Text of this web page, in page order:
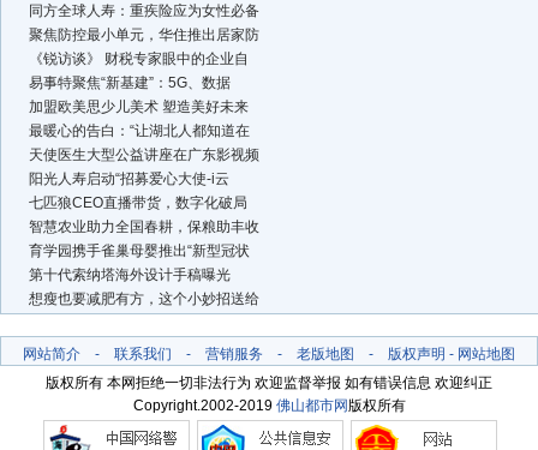
同方全球人寿：重疾险应为女性必备
聚焦防控最小单元，华住推出居家防
《锐访谈》 财税专家眼中的企业自
易事特聚焦“新基建”：5G、数据
加盟欧美思少儿美术 塑造美好未来
最暖心的告白：“让湖北人都知道在
天使医生大型公益讲座在广东影视频
阳光人寿启动“招募爱心大使-i云
七匹狼CEO直播带货，数字化破局
智慧农业助力全国春耕，保粮助丰收
育学园携手雀巢母婴推出“新型冠状
第十代索纳塔海外设计手稿曝光
想瘦也要减肥有方，这个小妙招送给
网站简介 - 联系我们 - 营销服务 - 老版地图 - 版权声明 - 网站地图
版权所有 本网拒绝一切非法行为 欢迎监督举报 如有错误信息 欢迎纠正
Copyright.2002-2019 佛山都市网版权所有